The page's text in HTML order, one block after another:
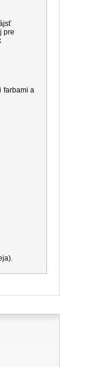
farbami a